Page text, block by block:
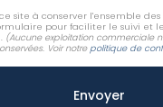
site à conserver l'ensemble
pour faciliter le suivi et
(Aucune exploitation commerciale
Voir notre politique de